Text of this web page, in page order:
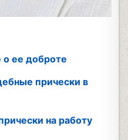
ее доброте
прически в
на работу